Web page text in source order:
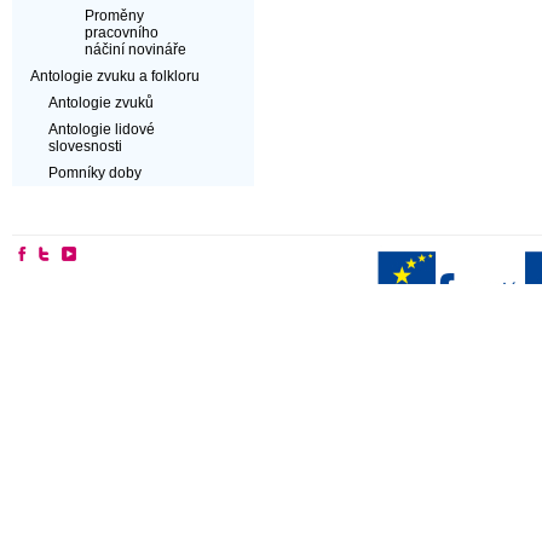
Proměny
pracovního
náčiní novináře
Antologie zvuku a folkloru
Antologie zvuků
Antologie lidové
slovesnosti
Pomníky doby